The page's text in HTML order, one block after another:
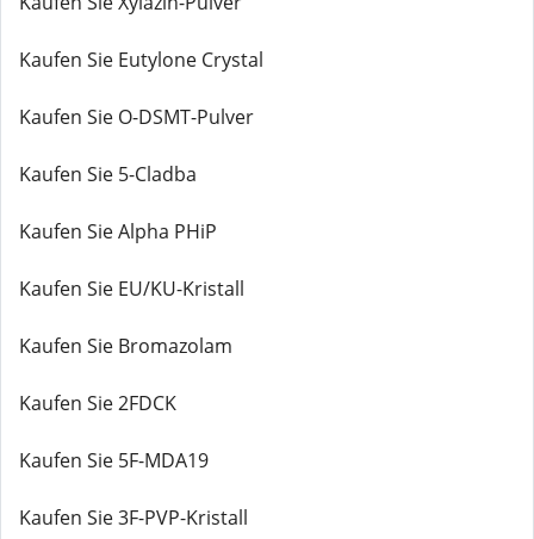
Kaufen Sie Eutylone Crystal
Kaufen Sie O-DSMT-Pulver
Kaufen Sie 5-Cladba
Kaufen Sie Alpha PHiP
Kaufen Sie EU/KU-Kristall
Kaufen Sie Bromazolam
Kaufen Sie 2FDCK
Kaufen Sie 5F-MDA19
Kaufen Sie 3F-PVP-Kristall